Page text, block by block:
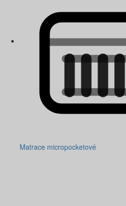
Matrace micropocketové